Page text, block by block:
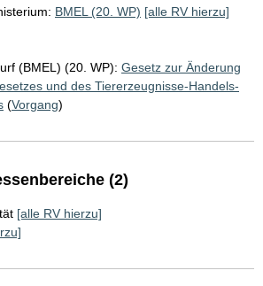
BMEL (20. WP) [alle RV hierzu]
(BMEL) (20. WP): Gesetz zur Änderung
und des Tiererzeugnisse-Handels-
(Vorgang)
(2)
[alle RV hierzu]